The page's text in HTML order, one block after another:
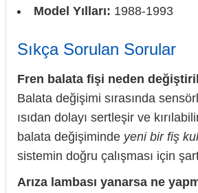
Model Yılları: 1988-1993
Sıkça Sorulan Sorular
Fren balata fişi neden
Balata değişimi sırasında
ısıdan dolayı sertleşir ve
balata değişiminde yeni bir fiş
sistemin doğru çalışması için
Arıza lambası yanarsa ne